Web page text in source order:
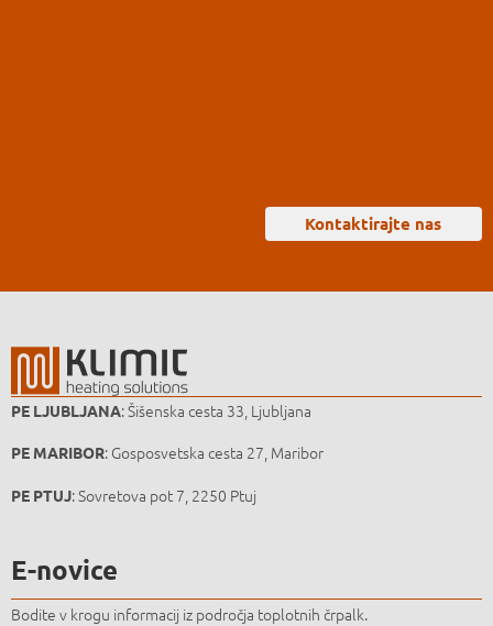
Kontaktirajte nas
PE LJUBLJANA: Šišenska cesta 33, Ljubljana
PE MARIBOR: Gosposvetska cesta 27, Maribor
PE PTUJ: Sovretova pot 7, 2250 Ptuj
E-novice
Bodite v krogu informacij iz področja toplotnih črpalk.